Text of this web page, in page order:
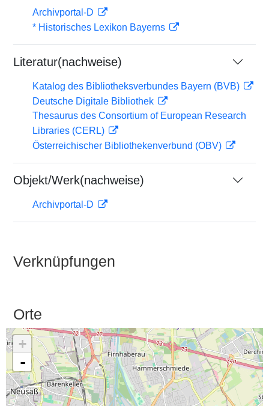
Archivportal-D
* Historisches Lexikon Bayerns
Literatur(nachweise)
Katalog des Bibliotheksverbundes Bayern (BVB)
Deutsche Digitale Bibliothek
Thesaurus des Consortium of European Research
Libraries (CERL)
Österreichischer Bibliothekenverbund (OBV)
Objekt/Werk(nachweise)
Archivportal-D
Verknüpfungen
Orte
+
-